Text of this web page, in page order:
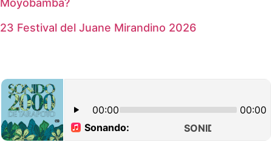
Moyobamba?
23 Festival del Juane Mirandino 2026